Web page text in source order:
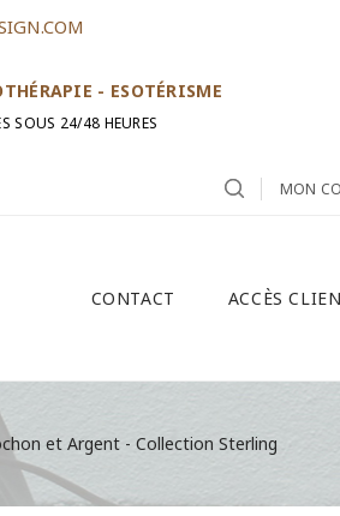
- ESOTÉRISME
SOUS 24/48 HEURES
MON
CONTACT ACCÈS
et Argent - Collection Sterling